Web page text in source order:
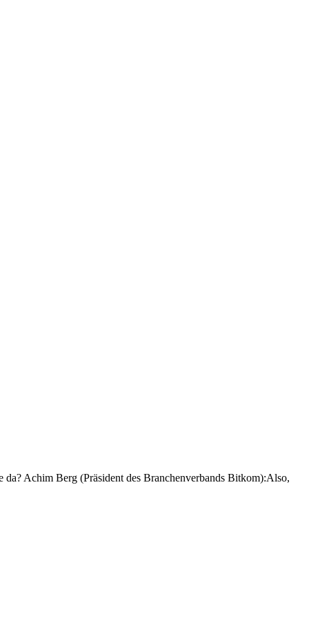
Achim Berg (Präsident des Branchenverbands Bitkom):Also,